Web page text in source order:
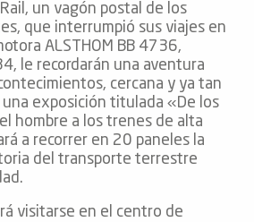
un vagón postal de los
que interrumpió sus viajes en
ALSTHOM BB 4736,
le recordarán una aventura
cercana y ya tan
una exposición titulada «De los
hombre a los trenes de alta
a recorrer en 20 paneles la
del transporte terrestre
visitarse en el centro de